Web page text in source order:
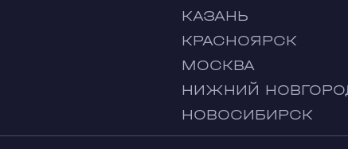
КАЗАНЬ
КРАСНОЯРСК
МОСКВА
НИЖНИЙ
НОВОСИБИРСК